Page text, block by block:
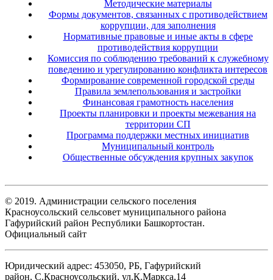
Методические материалы
Формы документов, связанных с противодействием
коррупции, для заполнения
Нормативные правовые и иные акты в сфере
противодействия коррупции
Комиссия по соблюдению требований к служебному
поведению и урегулированию конфликта интересов
Формирование современной городской среды
Правила землепользования и застройки
Финансовая грамотность населения
Проекты планировки и проекты межевания на
территории СП
Программа поддержки местных инициатив
Муниципальный контроль
Общественные обсуждения крупных закупок
© 2019. Администрации сельского поселения
Красноусольский сельсовет муниципального района
Гафурийский район Республики Башкортостан.
Официальный сайт
Юридический адрес: 453050, РБ, Гафурийский
район, С.Красноусольский, ул.К.Маркса,14